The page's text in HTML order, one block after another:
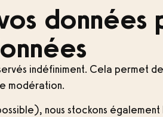
données
indéfiniment. Cela permet
modération.
nous stockons